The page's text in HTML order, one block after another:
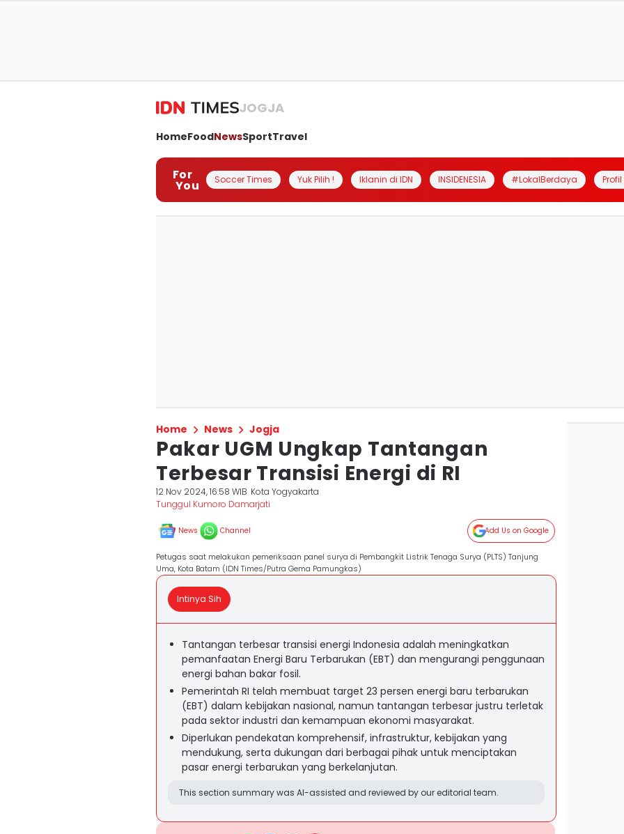
JOGJA
HomeFoodNewsSportTravel
For
You Soccer Times Yuk Pilih ! Iklanin di IDN INSIDENESIA #LokalBerdaya
Home News Jogja
Pakar UGM Ungkap Tantangan
Terbesar Transisi Energi di RI
12 Nov 2024, 16:58 WIB Kota Yogyakarta
Tunggul Kumoro Damarjati
News Channel Add Us on Google
Petugas saat melakukan pemeriksaan panel surya di Pembangkit Listrik Tenaga Surya (PLTS) Tanjung
Uma, Kota Batam (IDN Times/Putra Gema Pamungkas)
Intinya Sih
Tantangan terbesar transisi energi Indonesia adalah meningkatkan
pemanfaatan Energi Baru Terbarukan (EBT) dan mengurangi penggunaan
energi bahan bakar fosil.
Pemerintah RI telah membuat target 23 persen energi baru terbarukan
(EBT) dalam kebijakan nasional, namun tantangan terbesar justru terletak
pada sektor industri dan kemampuan ekonomi masyarakat.
Diperlukan pendekatan komprehensif, infrastruktur, kebijakan yang
mendukung, serta dukungan dari berbagai pihak untuk menciptakan
pasar energi terbarukan yang berkelanjutan.
This section summary was AI-assisted and reviewed by our editorial team.